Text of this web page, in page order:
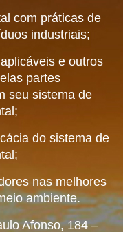
com práticas de
industriais;
e outros
partes
seu sistema de
do sistema de
nas melhores
ambiente.
Afonso, 184 –